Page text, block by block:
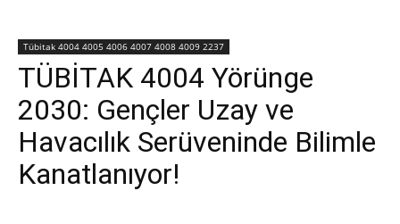
Tübitak 4004 4005 4006 4007 4008 4009 2237
TÜBİTAK 4004 Yörünge
2030: Gençler Uzay ve
Havacılık Serüveninde Bilimle
Kanatlanıyor!